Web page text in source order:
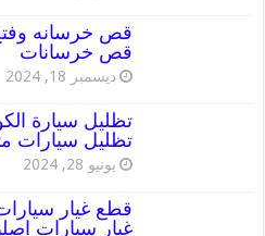
قص خرسانات
ديسمبر 18, 2024
تظليل سيارات
يونيو 28, 2024
غيار سيارات